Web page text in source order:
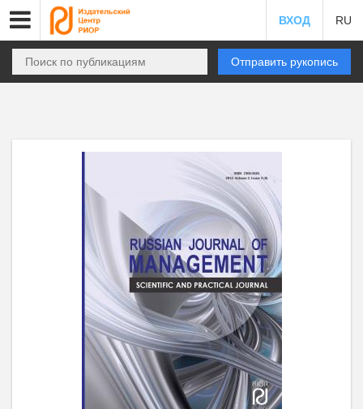
ВХОД RU
Отправить рукопись